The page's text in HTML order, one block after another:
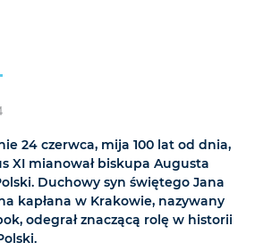
24 czerwca, mija 100 lat od dnia,
XI mianował biskupa Augusta
Duchowy syn świętego Jana
kapłana w Krakowie, nazywany
odegrał znaczącą rolę w historii